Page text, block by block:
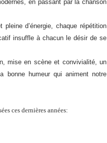
en passant par la chanson
d’énergie, chaque répétition
insuffle à chacun le désir de se
mise en scène et convivialité, un
bonne humeur qui animent notre
ces dernières années: